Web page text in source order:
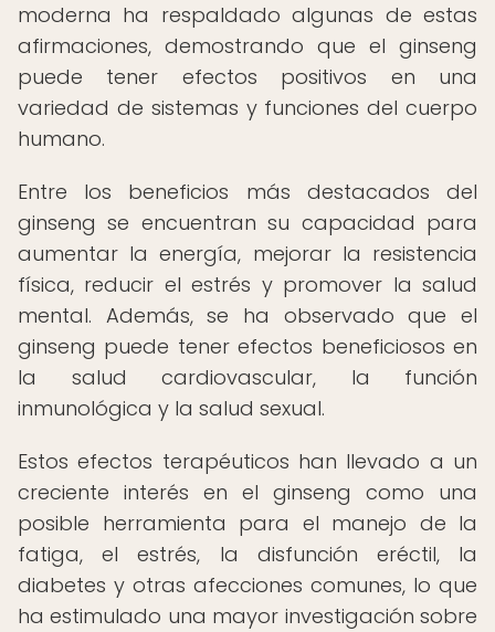
moderna ha respaldado algunas de estas
afirmaciones, demostrando que el ginseng
puede tener efectos positivos en una
variedad de sistemas y funciones del cuerpo
humano.
Entre los beneficios más destacados del
ginseng se encuentran su capacidad para
aumentar la energía, mejorar la resistencia
física, reducir el estrés y promover la salud
mental. Además, se ha observado que el
ginseng puede tener efectos beneficiosos en
la salud cardiovascular, la función
inmunológica y la salud sexual.
Estos efectos terapéuticos han llevado a un
creciente interés en el ginseng como una
posible herramienta para el manejo de la
fatiga, el estrés, la disfunción eréctil, la
diabetes y otras afecciones comunes, lo que
ha estimulado una mayor investigación sobre